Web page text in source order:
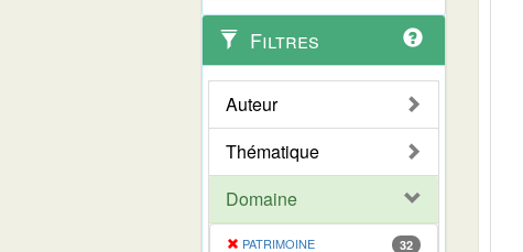
Filtres
Auteur
Thématique
Domaine
PATRIMOINE
32